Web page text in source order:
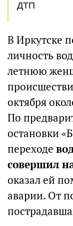
ДТП
В Иркутске
личность
летнюю
октября
По
остановки
переходе
совершил
оказал ей
аварии. От